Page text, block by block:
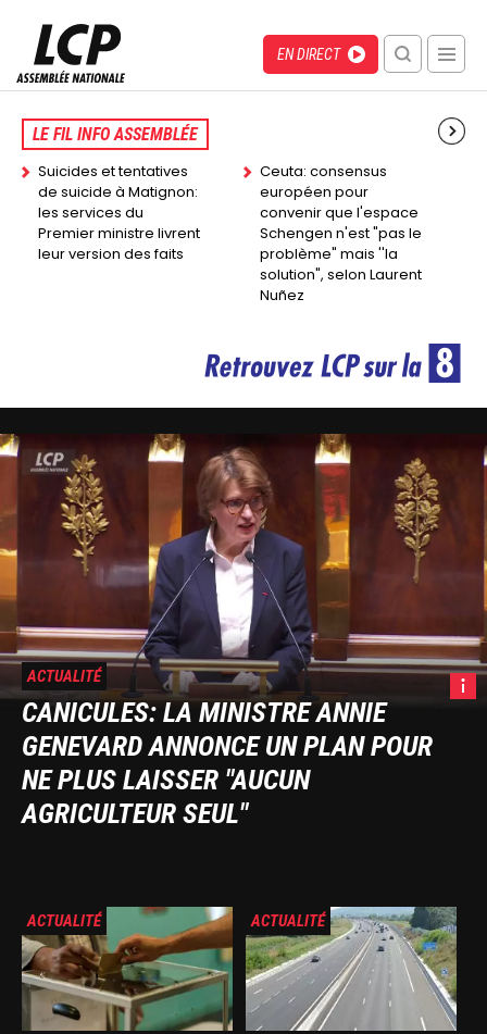
contenu
principal
Menu
recherche
mobile
Direct
EN DIRECT
top
LE FIL INFO ASSEMBLÉE
Suicides et tentatives
de suicide à Matignon:
les services du
Premier ministre livrent
leur version des faits
Ceuta: consensus
européen pour
convenir que l'espace
Schengen n'est "pas le
problème" mais ''la
solution", selon Laurent
Nuñez
Image
ACTUALITÉ
CANICULES: LA MINISTRE ANNIE
GENEVARD ANNONCE UN PLAN POUR
NE PLUS LAISSER "AUCUN
AGRICULTEUR SEUL"
Image
ACTUALITÉ Image
ACTUALITÉ